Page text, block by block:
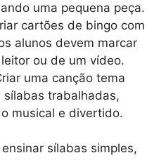
uma pequena peça.
cartões de bingo com
alunos devem marcar
ou de um vídeo.
uma canção tema
sílabas trabalhadas,
musical e divertido.
sílabas simples,